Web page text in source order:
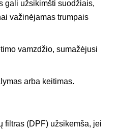
gali užsikimšti suodžiais,
važinėjamas trumpais
vamzdžio, sumažėjusi
arba keitimas.
filtras (DPF) užsikemša, jei